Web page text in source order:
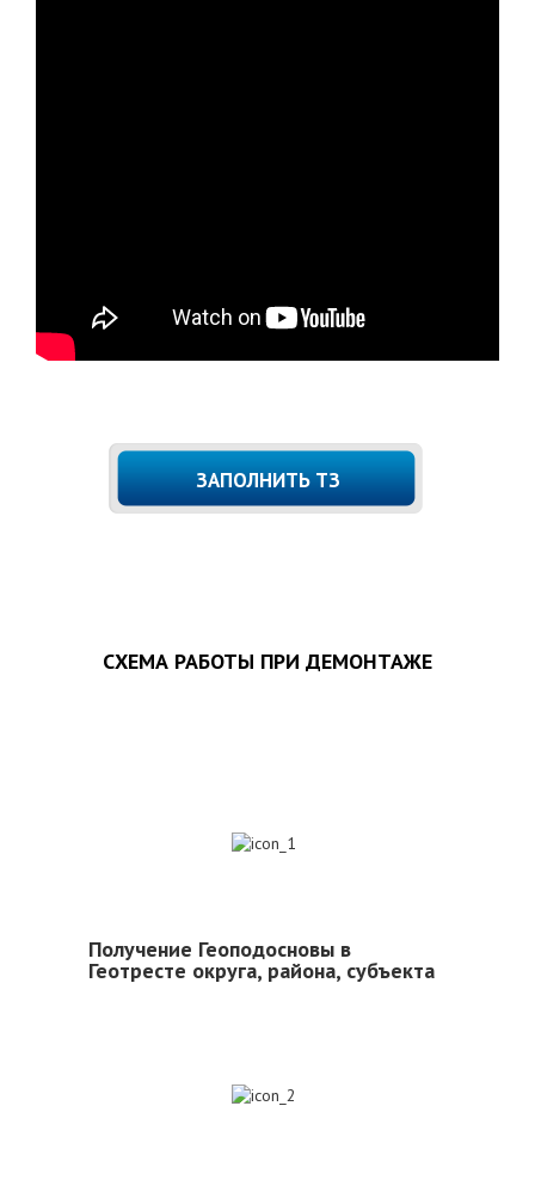
ЗАПОЛНИТЬ ТЗ
СХЕМА РАБОТЫ ПРИ ДЕМОНТАЖЕ
Получение Геоподосновы в
Геотресте округа, района, субъекта